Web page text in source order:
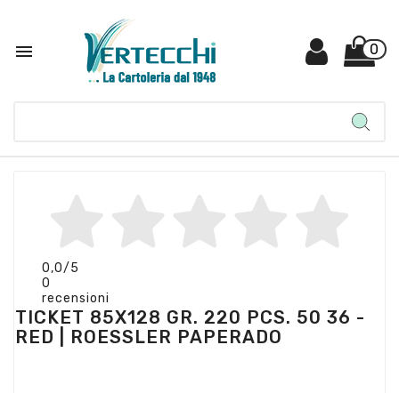
 0
0,0/5
0
recensioni
TICKET 85X128 GR. 220 PCS. 50 36 -
RED | ROESSLER PAPERADO